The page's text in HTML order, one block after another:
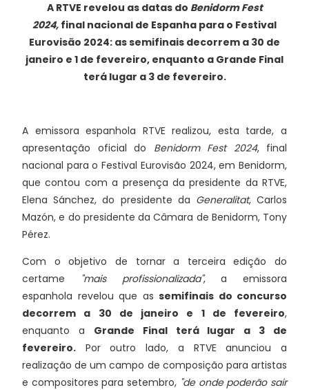
A RTVE revelou as datas do Benidorm Fest
2024, final nacional de Espanha para o Festival
Eurovisão 2024: as semifinais decorrem a 30 de
janeiro e 1 de fevereiro, enquanto a Grande Final
terá lugar a 3 de fevereiro.
A emissora espanhola RTVE realizou, esta tarde, a
apresentação oficial do Benidorm Fest 2024, final
nacional para o Festival Eurovisão 2024, em Benidorm,
que contou com a presença da presidente da RTVE,
Elena Sánchez, do presidente da Generalitat, Carlos
Mazón, e do presidente da Câmara de Benidorm, Tony
Pérez.
Com o objetivo de tornar a terceira edição do
certame
"mais profissionalizada", a emissora
espanhola revelou que as semifinais do concurso
decorrem a 30 de janeiro e 1 de fevereiro,
enquanto a Grande Final terá lugar a 3 de
fevereiro. Por outro lado, a RTVE anunciou a
realização de um campo de composição para artistas
e compositores para setembro, "de onde poderão sair